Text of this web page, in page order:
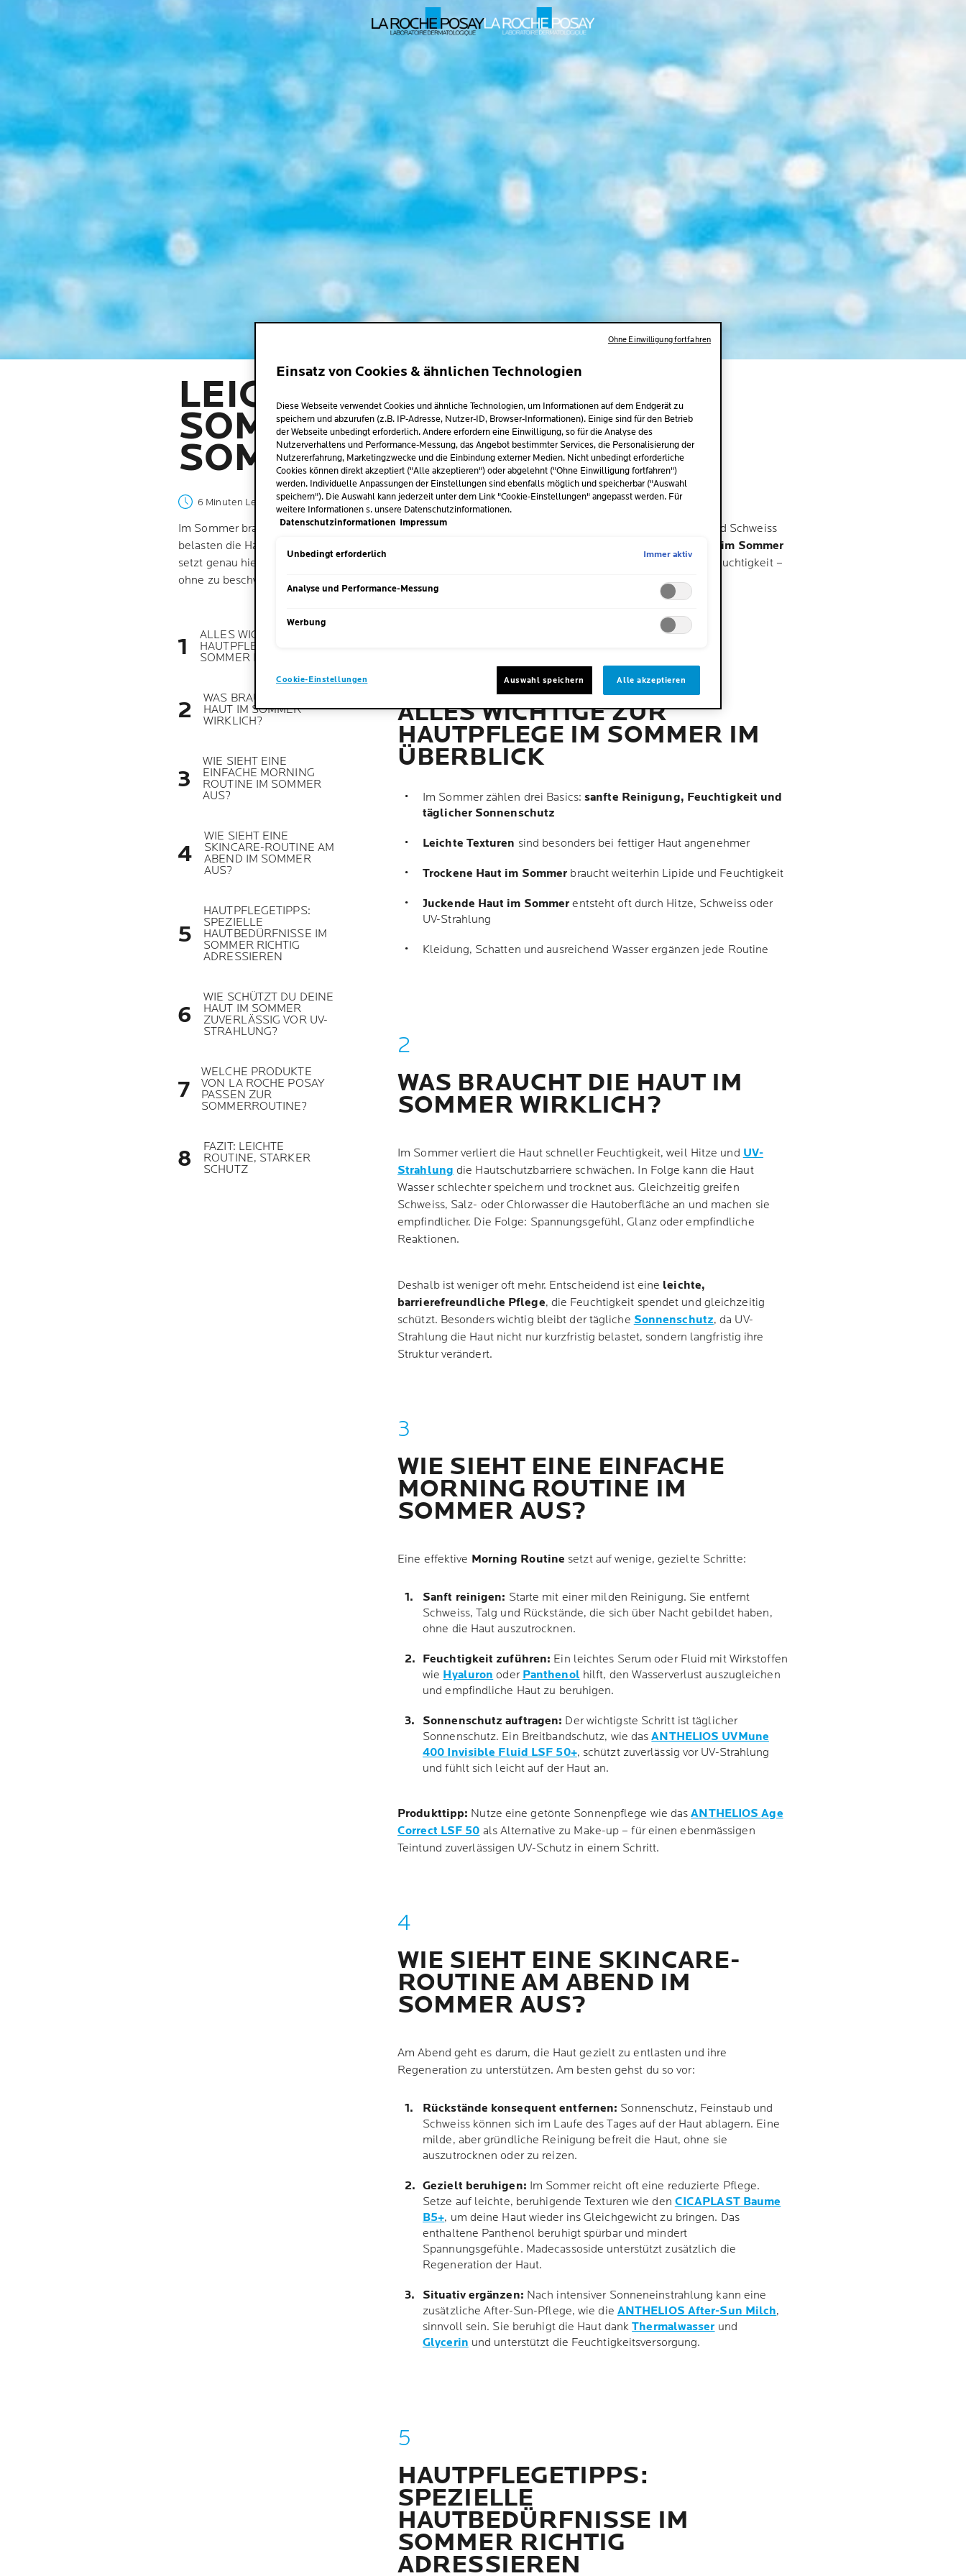
LEICHTE HAUTPFLEGE IM
SOMMER: SO SIEHT DEINE
SOMMERROUTINE AUS
6 Minuten Lesezeit| 13 Juli 2026
Im Sommer braucht deine Haut vor allem zwei Dinge:
. Denn UV-Strahlung, Hitze und Schweiss
belasten die Hautschutzbarriere und bringen sie schnell aus dem Gleichgewicht. Die richtige
Hautpflege im Sommer
setzt genau hier an: Sie schützt zuverlässig vor äusseren Einflüssen und versorgt deine Haut gezielt mit Feuchtigkeit –
ohne zu beschweren.
ALLES WICHTIGE ZUR
HAUTPFLEGE IM
SOMMER IM ÜBERBLICK
WAS BRAUCHT DIE
HAUT IM SOMMER
WIRKLICH?
WIE SIEHT EINE
EINFACHE MORNING
ROUTINE IM SOMMER
AUS?
WIE SIEHT EINE
SKINCARE-ROUTINE AM
ABEND IM SOMMER
AUS?
HAUTPFLEGETIPPS:
SPEZIELLE
HAUTBEDÜRFNISSE IM
SOMMER RICHTIG
ADRESSIEREN
WIE SCHÜTZT DU DEINE
HAUT IM SOMMER
ZUVERLÄSSIG VOR UV-
STRAHLUNG?
WELCHE PRODUKTE
VON LA ROCHE POSAY
PASSEN ZUR
SOMMERROUTINE?
FAZIT: LEICHTE
ROUTINE, STARKER
SCHUTZ
ALLES WICHTIGE ZUR
HAUTPFLEGE IM SOMMER IM
ÜBERBLICK
Im Sommer zählen drei Basics:sanfte Reinigung, Feuchtigkeit und
täglicher Sonnenschutz
Leichte Texturen sind besonders bei fettiger Haut angenehmer
Trockene Haut im Sommer braucht weiterhin Lipide und Feuchtigkeit
Juckende Haut im Sommer entsteht oft durch Hitze, Schweiss oder
UV-Strahlung
Kleidung, Schatten und ausreichend Wasser ergänzen jede Routine
WAS BRAUCHT DIE HAUT IM
SOMMER WIRKLICH?
Im Sommer verliert die Haut schneller Feuchtigkeit, weil Hitze und UV-
Strahlung die Hautschutzbarriere schwächen. In Folge kann die Haut
Wasser schlechter speichern und trocknet aus. Gleichzeitig greifen
Schweiss, Salz- oder Chlorwasser die Hautoberfläche an und machen sie
empfindlicher. Die Folge: Spannungsgefühl, Glanz oder empfindliche
Reaktionen.
Deshalb ist weniger oft mehr. Entscheidend ist eine leichte,
barrierefreundliche Pflege, die Feuchtigkeit spendet und gleichzeitig
schützt. Besonders wichtig bleibt der tägliche Sonnenschutz, da UV-
Strahlung die Haut nicht nur kurzfristig belastet, sondern langfristig ihre
Struktur verändert.
WIE SIEHT EINE EINFACHE
MORNING ROUTINE IM
SOMMER AUS?
Eine effektive Morning Routine setzt auf wenige, gezielte Schritte:
Sanft reinigen: Starte mit einer milden Reinigung. Sie entfernt
Schweiss, Talg und Rückstände, die sich über Nacht gebildet haben,
ohne die Haut auszutrocknen.
Feuchtigkeit zuführen: Ein leichtes Serum oder Fluid mit Wirkstoffen
wie Hyaluron oder Panthenol hilft, den Wasserverlust auszugleichen
und empfindliche Haut zu beruhigen.
Sonnenschutz auftragen: Der wichtigste Schritt ist täglicher
Sonnenschutz. Ein Breitbandschutz, wie dasANTHELIOS UVMune
400 Invisible Fluid LSF 50+, schützt zuverlässig vor UV-Strahlung
und fühlt sich leicht auf der Haut an.
Produkttipp: Nutze eine getönte Sonnenpflege wie dasANTHELIOSAge
Correct LSF 50 als Alternative zu Make-up – für einen ebenmässigen
Teintund zuverlässigen UV-Schutz in einem Schritt.
WIE SIEHT EINE SKINCARE-
ROUTINE AM ABEND IM
SOMMER AUS?
Am Abend geht es darum, die Haut gezielt zu entlasten und ihre
Regeneration zu unterstützen. Am besten gehst du so vor:
Rückstände konsequent entfernen: Sonnenschutz, Feinstaub und
Schweiss können sich im Laufe des Tages auf der Haut ablagern. Eine
milde, aber gründliche Reinigung befreit die Haut, ohne sie
auszutrocknen oder zu reizen.
Gezielt beruhigen: Im Sommer reicht oft eine reduzierte Pflege.
Setze auf leichte, beruhigende Texturen wie den CICAPLAST Baume
B5+, um deine Haut wieder ins Gleichgewicht zu bringen. Das
enthaltene Panthenol beruhigt spürbar und mindert
Spannungsgefühle. Madecassoside unterstützt zusätzlich die
Regeneration der Haut.
Situativ ergänzen: Nach intensiver Sonneneinstrahlung kann eine
zusätzlicheAfter-Sun-Pflege, wie die ANTHELIOS After-Sun Milch,
sinnvoll sein. Sie beruhigt die Haut dankThermalwasser und
Glycerin und unterstützt die Feuchtigkeitsversorgung.
HAUTPFLEGETIPPS:
SPEZIELLE
HAUTBEDÜRFNISSE IM
SOMMER RICHTIG
ADRESSIEREN
Einsatz von Cookies & ähnlichen Technologien
Diese Webseite verwendet Cookies und ähnliche Technologien, um Informationen auf dem Endgerät zu
speichern und abzurufen (z.B. IP-Adresse, Nutzer-ID, Browser-Informationen). Einige sind für den Betrieb
der Webseite unbedingt erforderlich. Andere erfordern eine Einwilligung, so für die Analyse des
Nutzerverhaltens und Performance-Messung, das Angebot bestimmter Services, die Personalisierung der
Nutzererfahrung, Marketingzwecke und die Einbindung externer Medien. Nicht unbedingt erforderliche
Cookies können direkt akzeptiert ("Alle akzeptieren") oder abgelehnt ("Ohne Einwilligung fortfahren")
werden. Individuelle Anpassungen der Einstellungen sind ebenfalls möglich und speicherbar ("Auswahl
speichern"). Die Auswahl kann jederzeit unter dem Link "Cookie-Einstellungen" angepasst werden. Für
weitere Informationen s. unsere Datenschutzinformationen.
Datenschutzinformationen Impressum
Unbedingt erforderlich Immer aktiv
Analyse und Performance-Messung
Werbung
Cookie-Einstellungen Auswahl speichern Alle akzeptieren
Ohne Einwilligung fortfahren